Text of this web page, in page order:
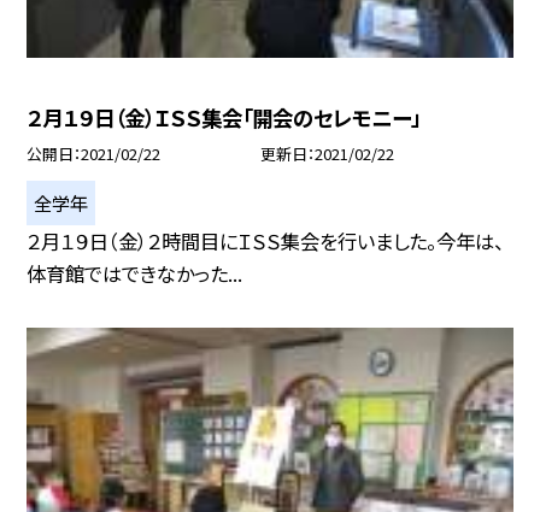
２月１９日（金）ＩＳＳ集会「開会のセレモニー」
公開日 2021/02/22 更新日 2021/02/22
全学年
２月１９日（金）２時間目にＩＳＳ集会を行いました。今年は、
体育館ではできなかった...